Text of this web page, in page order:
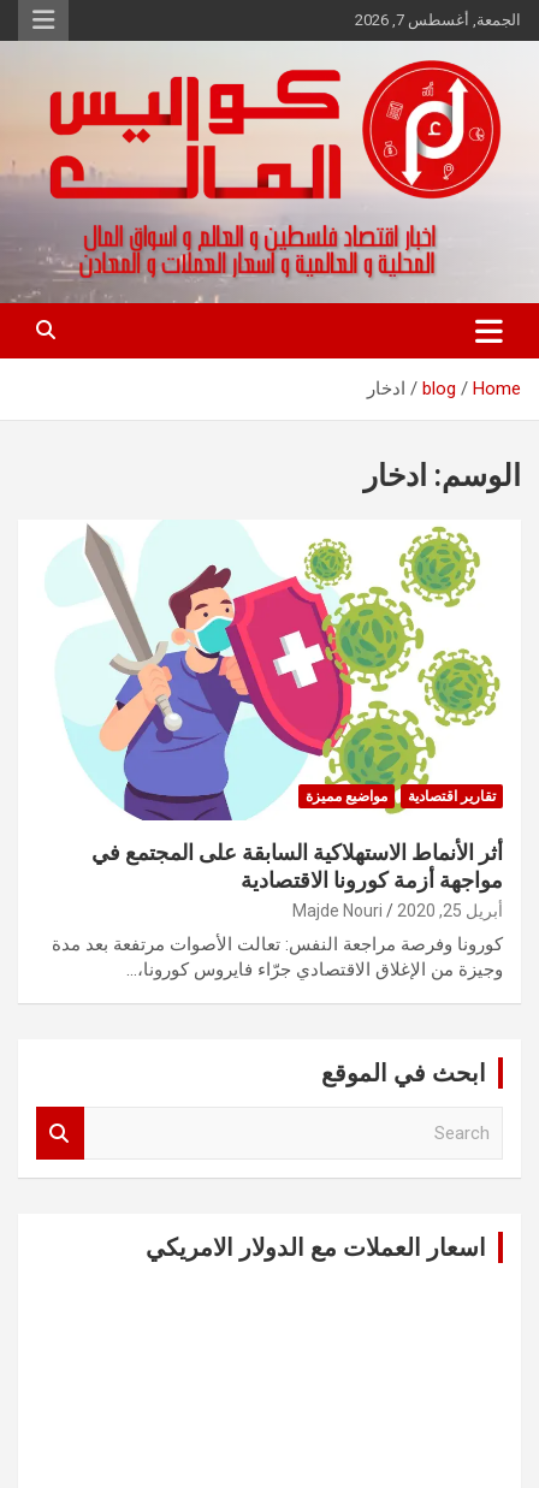
Skip
to
الجمعة, أغسطس 7, 2026
كواليس المال
اخبار اقتصاد فلسطين و العالم و تقارير اسواق المال و العملات
Home
blog ادخار
الوسم: ادخار
تقارير اقتصادية مواضيع مميزة
أثر الأنماط الاستهلاكية السابقة على المجتمع في
مواجهة أزمة كورونا الاقتصادية
أبريل 25, 2020 Majde Nouri
كورونا وفرصة مراجعة النفس: تعالت الأصوات مرتفعة بعد مدة
وجيزة من الإغلاق الاقتصادي جرّاء فايروس كورونا،…
ابحث في الموقع
اسعار العملات مع الدولار الامريكي